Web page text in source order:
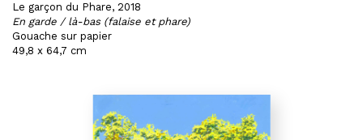
Le garçon du Phare, 2018
En garde / là-bas (falaise et phare)
Gouache sur papier
49,8 x 64,7 cm